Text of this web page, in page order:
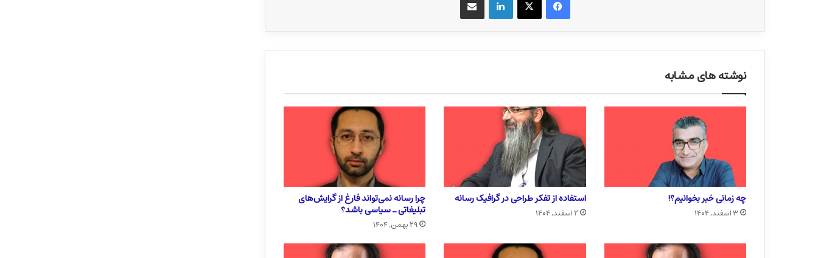
نوشته های مشابه
چه زمانی خبر بخوانیم؟!
۳ اسفند, ۱۴۰۴
استفاده از تفکر طراحی در گرافیک رسانه
۲ اسفند, ۱۴۰۴
چرا رسانه نمی‌تواند فارغ از گرایش‌های
تبلیغاتی ـ سیاسی باشد؟
۲۹ بهمن, ۱۴۰۴